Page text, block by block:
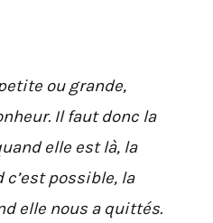
ou grande,
Il faut donc la
elle est là, la
possible, la
elle nous a quittés.